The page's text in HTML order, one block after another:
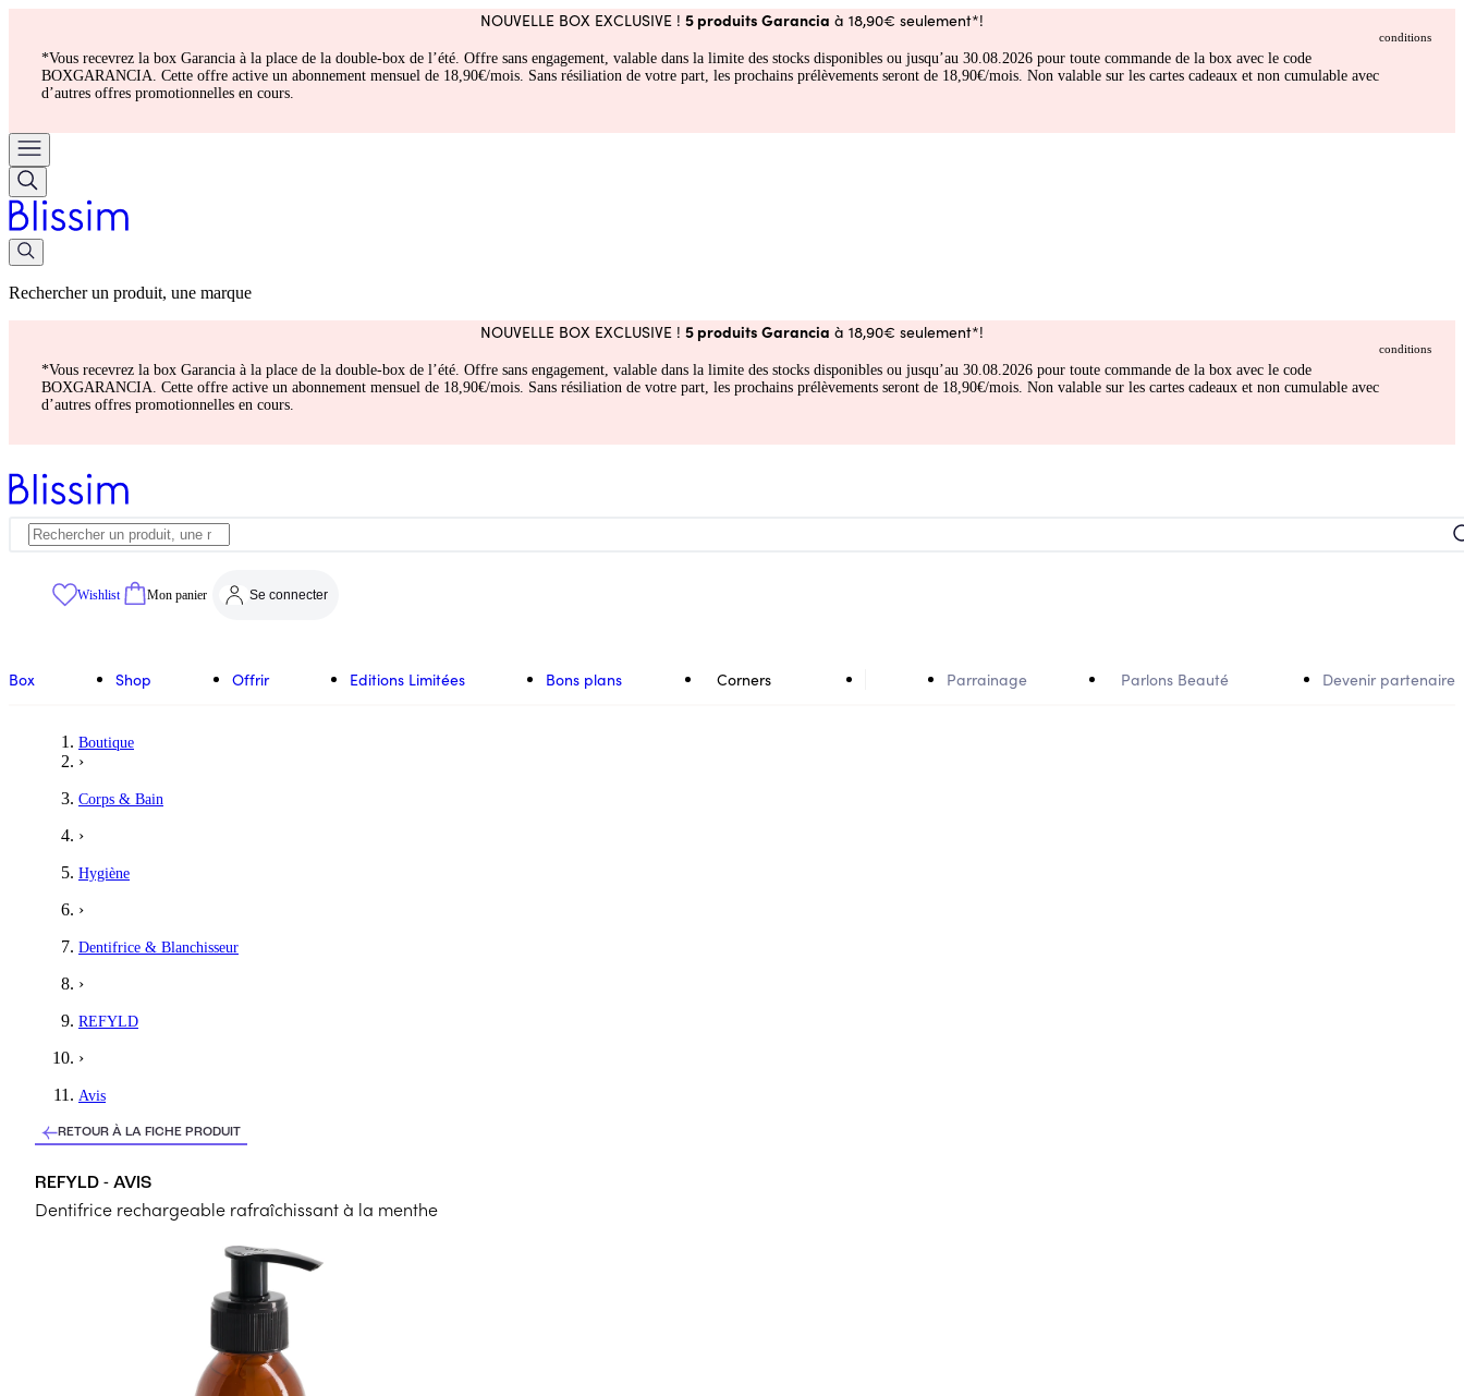
NOUVELLE BOX EXCLUSIVE ! 5 produits Garancia à 18,90€ seulement*!
conditions
*Vous recevrez la box Garancia à la place de la double-box de l’été. Offre sans engagement, valable dans la limite des stocks disponibles ou jusqu’au 30.08.2026 pour toute commande de la box avec le code
BOXGARANCIA. Cette offre active un abonnement mensuel de 18,90€/mois. Sans résiliation de votre part, les prochains prélèvements seront de 18,90€/mois. Non valable sur les cartes cadeaux et non cumulable avec
d’autres offres promotionnelles en cours.
Rechercher un produit, une marque
NOUVELLE BOX EXCLUSIVE ! 5 produits Garancia à 18,90€ seulement*!
conditions
*Vous recevrez la box Garancia à la place de la double-box de l’été. Offre sans engagement, valable dans la limite des stocks disponibles ou jusqu’au 30.08.2026 pour toute commande de la box avec le code
BOXGARANCIA. Cette offre active un abonnement mensuel de 18,90€/mois. Sans résiliation de votre part, les prochains prélèvements seront de 18,90€/mois. Non valable sur les cartes cadeaux et non cumulable avec
d’autres offres promotionnelles en cours.
Wishlist Mon panier Se connecter
Box Shop Offrir Editions Limitées Bons plans Corners Parrainage Parlons Beauté Devenir partenaire
Boutique
›
Corps & Bain
›
Hygiène
›
Dentifrice & Blanchisseur
›
REFYLD
›
Avis
RETOUR À LA FICHE PRODUIT
REFYLD - AVIS
Dentifrice rechargeable rafraîchissant à la menthe